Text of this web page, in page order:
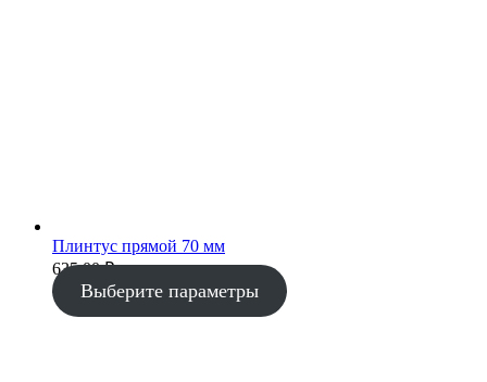
Плинтус прямой 70 мм
635.00₽
Выберите параметры